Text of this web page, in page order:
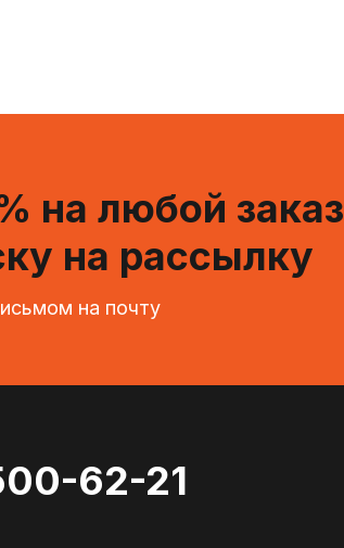
на любой заказ
на рассылку
на почту
62-21